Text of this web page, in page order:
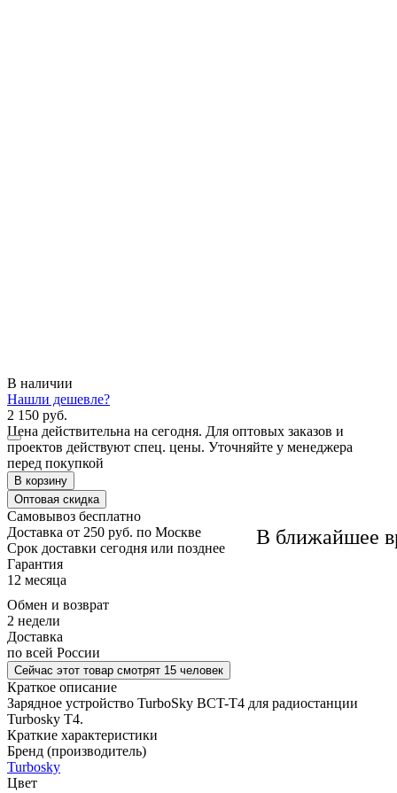
В наличии
Нашли дешевле?
В ближайшее
2 150 руб.
Цена действительна на сегодня. Для оптовых заказов и
проектов действуют спец. цены. Уточняйте у менеджера
перед покупкой
В корзину
Оптовая скидка
Самовывоз бесплатно
Доставка от 250 руб. по Москве
Cрок доставки сегодня или позднее
Гарантия
12 месяца
Обмен и возврат
2 недели
Доставка
по всей России
Сейчас этот товар смотрят 15 человек
Краткое описание
Зарядное устройство TurboSky BCT-T4 для радиостанции
Turbosky T4.
Краткие характеристики
Бренд (производитель)
Turbosky
Цвет